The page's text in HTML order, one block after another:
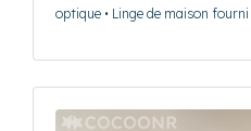
optique • Linge de maison fourni